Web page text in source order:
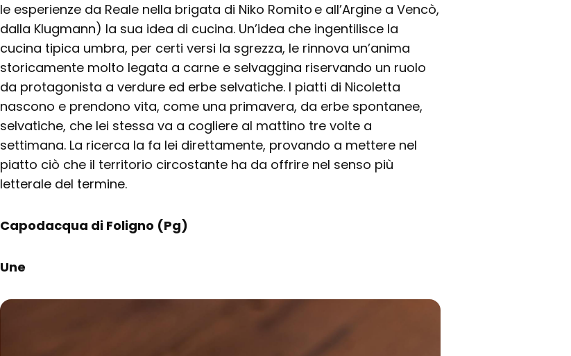
le esperienze da Reale nella brigata di Niko Romito e all’Argine a Vencò,
dalla Klugmann) la sua idea di cucina. Un’idea che ingentilisce la
cucina tipica umbra, per certi versi la sgrezza, le rinnova un’anima
storicamente molto legata a carne e selvaggina riservando un ruolo
da protagonista a verdure ed erbe selvatiche. I piatti di Nicoletta
nascono e prendono vita, come una primavera, da erbe spontanee,
selvatiche, che lei stessa va a cogliere al mattino tre volte a
settimana. La ricerca la fa lei direttamente, provando a mettere nel
piatto ciò che il territorio circostante ha da offrire nel senso più
letterale del termine.
Capodacqua di Foligno (Pg)
Une